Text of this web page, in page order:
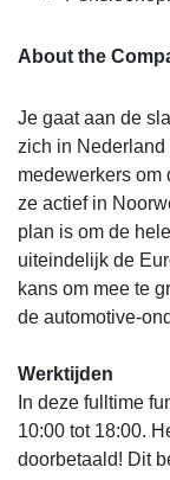
About the
Je gaat aan de
zich in Nederland
medewerkers om
ze actief in
plan is om de
uiteindelijk de
kans om mee te
de automotive-
Werktijden
In deze fulltime
10:00 tot 18:00.
doorbetaald! Dit